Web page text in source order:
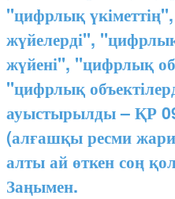
"цифрлық
жүйелерді",
жүйені", "цифрлық
"цифрлық
ауыстырылды – ҚР
(алғашқы ресми
алты ай өткен соң
Заңымен.